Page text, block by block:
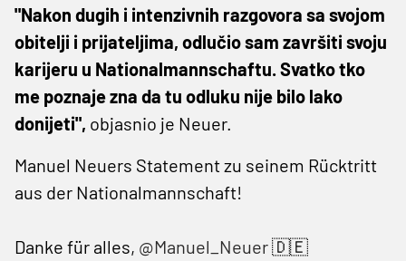
"Nakon dugih i intenzivnih razgovora sa svojom
obitelji i prijateljima, odlučio sam završiti svoju
karijeru u Nationalmannschaftu. Svatko tko
me poznaje zna da tu odluku nije bilo lako
donijeti", objasnio je Neuer.
Manuel Neuers Statement zu seinem Rücktritt
aus der Nationalmannschaft!
Danke für alles, @Manuel_Neuer🇩🇪